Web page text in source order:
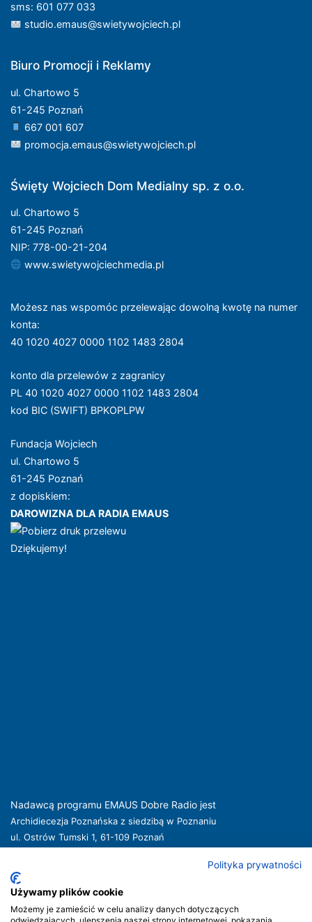
sms: 601 077 033
studio.emaus@swietywojciech.pl
Biuro Promocji i Reklamy
ul. Chartowo 5
61-245 Poznań
667 001 607
promocja.emaus@swietywojciech.pl
Święty Wojciech Dom Medialny sp. z o.o.
ul. Chartowo 5
61-245 Poznań
NIP: 778-00-21-204
www.swietywojciechmedia.pl
Możesz nas wspomóc przelewając dowolną kwotę na numer
konta:
40 1020 4027 0000 1102 1483 2804
konto dla przelewów z zagranicy
PL 40 1020 4027 0000 1102 1483 2804
kod BIC (SWIFT) BPKOPLPW
Fundacja Wojciech
ul. Chartowo 5
61-245 Poznań
z dopiskiem:
DAROWIZNA DLA RADIA EMAUS
Dziękujemy!
Nadawcą programu EMAUS Dobre Radio jest
Archidiecezja Poznańska z siedzibą w Poznaniu
ul. Ostrów Tumski 1, 61-109 Poznań
Nadawca oferuje usługi medialne obejmujące rozpowszechnianie programu
radiowego pod nazwą EMAUS Dobre Radio oraz prowadzenie portalu
internetową Nadawcy.
Polityka prywatności
Używamy plików cookie
Możemy je zamieścić w celu analizy danych dotyczących